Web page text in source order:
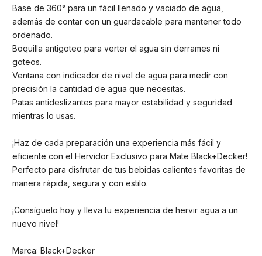
Base de 360° para un fácil llenado y vaciado de agua,
además de contar con un guardacable para mantener todo
ordenado.
Boquilla antigoteo para verter el agua sin derrames ni
goteos.
Ventana con indicador de nivel de agua para medir con
precisión la cantidad de agua que necesitas.
Patas antideslizantes para mayor estabilidad y seguridad
mientras lo usas.
¡Haz de cada preparación una experiencia más fácil y
eficiente con el Hervidor Exclusivo para Mate Black+Decker!
Perfecto para disfrutar de tus bebidas calientes favoritas de
manera rápida, segura y con estilo.
¡Consíguelo hoy y lleva tu experiencia de hervir agua a un
nuevo nivel!
Marca: Black+Decker